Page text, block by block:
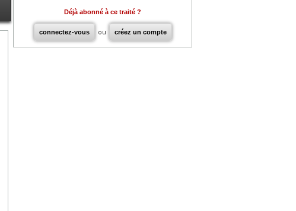
Déjà abonné à ce traité ?
connectez-vous ou créez un compte